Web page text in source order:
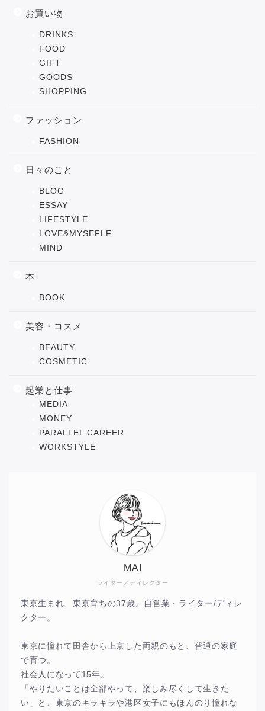
お買い物
DRINKS
FOOD
GIFT
GOODS
SHOPPING
ファッション
FASHION
日々のこと
BLOG
ESSAY
LIFESTYLE
LOVE&MYSEFLF
MIND
本
BOOK
美容・コスメ
BEAUTY
COSMETIC
起業と仕事
MEDIA
MONEY
PARALLEL CAREER
WORKSTYLE
ライター／ディレクター
MAI
東京生まれ、東京育ちの37歳。自営業・ライター/ディレ
クター。
東京に憧れて田舎から上京した両親のもと、普通の家庭
で育つ。
社会人になって15年。
「やりたいことは全部やって、楽しみ尽くして生きた
い」と、東京のキラキラや港区女子にもほんのり憧れな